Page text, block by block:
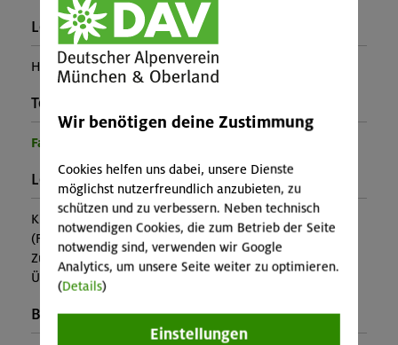
Leiter*in:
Hans Hafner
Teilprogramm:
Familienprogramm
Leistung:
Kursleitung, Ausrüstung
(Falls nicht in den Leistungen inbegriffen, fallen
Zusatzkosten für z.B. An- und Abreise, Verpflegung,
Übernachtung oder Skipass an.)
Buchungscode:
Wir benötigen deine Zustimmung
Cookies helfen uns dabei, unsere Dienste
möglichst nutzerfreundlich anzubieten, zu
schützen und zu verbessern. Neben technisch
notwendigen Cookies, die zum Betrieb der Seite
notwendig sind, verwenden wir Google
Analytics, um unsere Seite weiter zu optimieren.
(Details)
Einstellungen